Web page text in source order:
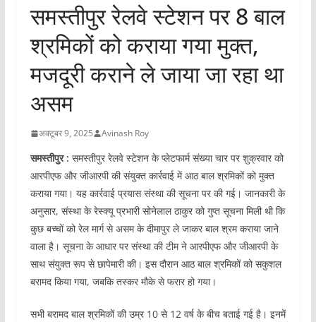
समस्तीपुर रेलवे स्टेशन पर 8 बाल
श्रमिकों को कराया गया मुक्त,
मजदूरी कराने ले जाया जा रहा था
असम
अक्टूबर 9, 2025 Avinash Roy
समस्तीपुर : समस्तीपुर रेलवे स्टेशन के प्लेटफार्म संख्या चार पर शुक्रवार को
आरपीएफ और जीआरपी की संयुक्त कार्रवाई में आठ बाल श्रमिकों को मुक्त
कराया गया। यह कार्रवाई प्रयास संस्था की सूचना पर की गई। जानकारी के
अनुसार, संस्था के रेस्क्यू प्रभारी सोनेलाल ठाकुर को गुप्त सूचना मिली थी कि
कुछ बच्चों को रेल मार्ग से असम के दीमापुर ले जाकर बाल श्रम कराया जाने
वाला है। सूचना के आधार पर संस्था की टीम ने आरपीएफ और जीआरपी के
साथ संयुक्त रूप से छापेमारी की। इस दौरान आठ बाल श्रमिकों को सकुशल
बरामद किया गया, जबकि तस्कर मौके से फरार हो गया।
सभी बरामद बाल श्रमिकों की उम्र 10 से 12 वर्ष के बीच बताई गई है। इनमें